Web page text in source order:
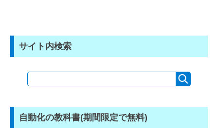
サイト内検索
自動化の教科書(期間限定で無料)